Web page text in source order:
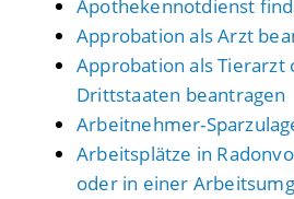
Apothekennotdienst
Approbation als Arzt
Approbation als Tierarzt
Drittstaaten beantragen
Arbeitnehmer-
Arbeitsplätze in
oder in einer